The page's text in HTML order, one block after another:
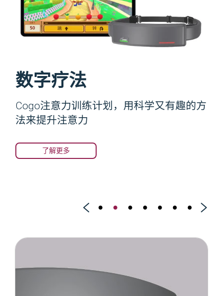
SenzeBand 2
给您更强大、更健康大脑的完美伴侣。
了解更多
数字疗法
Cogo注意力训练计划，用科学又有趣的方
法来提升注意力
了解更多
QuickScreen 问卷介绍
父母的预先筛选工具
此问卷由 Neeuro 设计，是一个快速预筛查工具，需要
您的孩子注意力报告。
NeeuroFIT 大脑训练课
程
有趣的， 结构化的，以科学为基础
了解更多
压力管理
这是一个可测量的压力管理解决方案，旨
在提供最佳的放松和正念
了解更多
NeeuroOS
创新。开展。灵活。
与我们合作
感受颠覆性数字健康技术